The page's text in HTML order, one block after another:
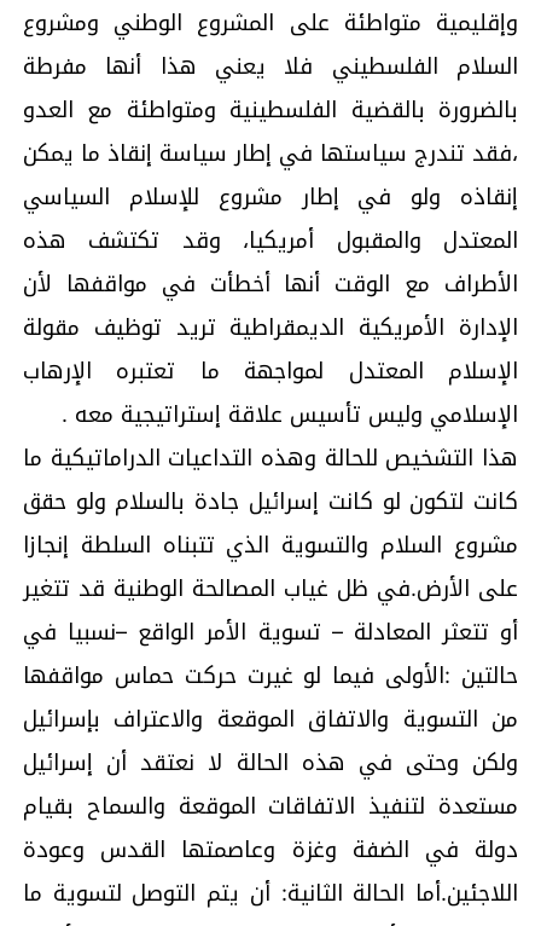
وإقليمية متواطئة على المشروع الوطني ومشروع
السلام الفلسطيني فلا يعني هذا أنها مفرطة
بالضرورة بالقضية الفلسطينية ومتواطئة مع العدو
،فقد تندرج سياستها في إطار سياسة إنقاذ ما يمكن
إنقاذه ولو في إطار مشروع للإسلام السياسي
المعتدل والمقبول أمريكيا، وقد تكتشف هذه
الأطراف مع الوقت أنها أخطأت في مواقفها لأن
الإدارة الأمريكية الديمقراطية تريد توظيف مقولة
الإسلام المعتدل لمواجهة ما تعتبره الإرهاب
الإسلامي وليس تأسيس علاقة إستراتيجية معه .
هذا التشخيص للحالة وهذه التداعيات الدراماتيكية ما
كانت لتكون لو كانت إسرائيل جادة بالسلام ولو حقق
مشروع السلام والتسوية الذي تتبناه السلطة إنجازا
على الأرض.في ظل غياب المصالحة الوطنية قد تتغير
أو تتعثر المعادلة – تسوية الأمر الواقع –نسبيا في
حالتين :الأولى فيما لو غيرت حركت حماس مواقفها
من التسوية والاتفاق الموقعة والاعتراف بإسرائيل
ولكن وحتى في هذه الحالة لا نعتقد أن إسرائيل
مستعدة لتنفيذ الاتفاقات الموقعة والسماح بقيام
دولة في الضفة وغزة وعاصمتها القدس وعودة
اللاجئين.أما الحالة الثانية: أن يتم التوصل لتسوية ما